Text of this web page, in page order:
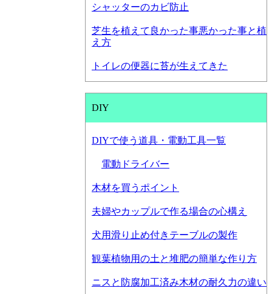
シャッターのカビ防止
芝生を植えて良かった事悪かった事と植
え方
トイレの便器に苔が生えてきた
DIY
DIYで使う道具・電動工具一覧
電動ドライバー
木材を買うポイント
夫婦やカップルで作る場合の心構え
犬用滑り止め付きテーブルの製作
観葉植物用の土と堆肥の簡単な作り方
ニスと防腐加工済み木材の耐久力の違い